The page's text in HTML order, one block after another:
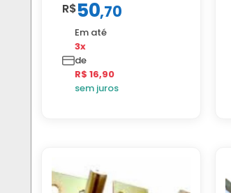
80/88…
R$50,70
Em até
3x
de
R$ 16,90
sem juros